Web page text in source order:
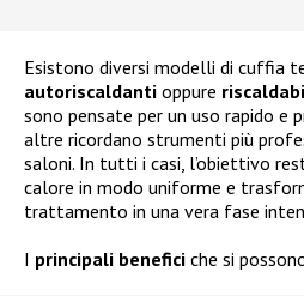
Esistono diversi modelli di cuffia
autoriscaldanti oppure
sono pensate per un uso rapido e
altre ricordano strumenti più
saloni. In tutti i casi, l’obiettivo
calore in modo uniforme e
trattamento in una vera fase
I principali benefici che si